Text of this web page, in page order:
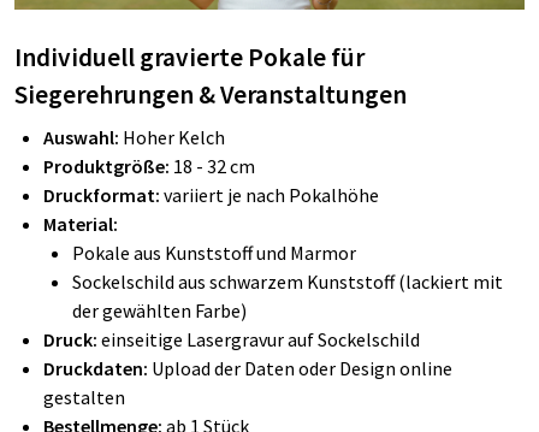
Individuell gravierte Pokale für
Siegerehrungen & Veranstaltungen
Auswahl: Hoher Kelch
Produktgröße: 18 - 32 cm
Druckformat: variiert je nach Pokalhöhe
Material:
Pokale aus Kunststoff und Marmor
Sockelschild aus schwarzem Kunststoff (lackiert mit
der gewählten Farbe)
Druck: einseitige Lasergravur auf Sockelschild
Druckdaten: Upload der Daten oder Design online
gestalten
Bestellmenge: ab 1 Stück